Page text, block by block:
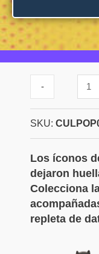
Scooby-
Doo™
-
SKU:
Los íconos
dejaron
Colecciona
repleta de